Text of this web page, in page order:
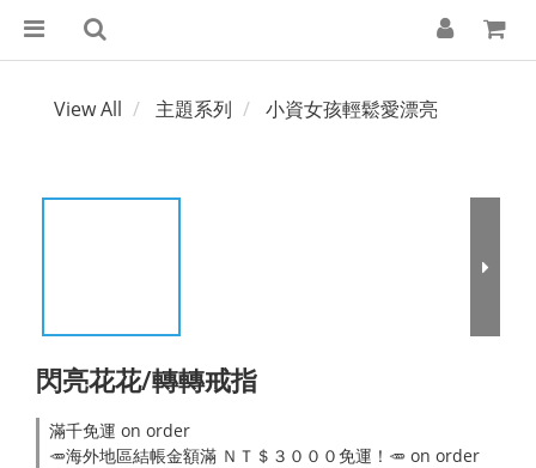
View All 主題系列 小資女孩輕鬆愛漂亮
閃亮花花/轉轉戒指
滿千免運 on order
🥕海外地區結帳金額滿 ＮＴ＄３０００免運！🥕 on order